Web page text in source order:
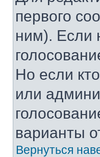
первого
ним). Если
Но если
или
варианты
Вернуться